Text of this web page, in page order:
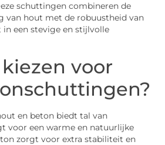
schuttingen combineren de
van hout met de robuustheid van
een stevige en stijlvolle
voor
en beton biedt tal van
voor een warme en natuurlijke
zorgt voor extra stabiliteit en